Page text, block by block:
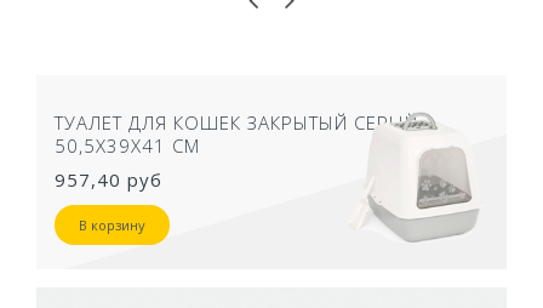
ТУАЛЕТ ДЛЯ КОШЕК ЗАКРЫТЫЙ СЕРЫЙ
50,5Х39Х41 СМ
957,40 руб
В корзину